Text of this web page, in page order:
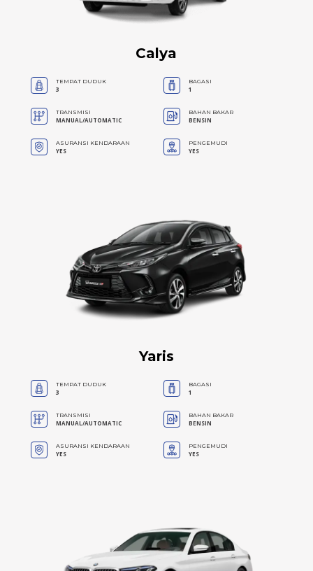
Calya
TEMPAT DUDUK
3
BAGASI
1
TRANSMISI
MANUAL/AUTOMATIC
BAHAN BAKAR
BENSIN
ASURANSI KENDARAAN
YES
PENGEMUDI
YES
Yaris
TEMPAT DUDUK
3
BAGASI
1
TRANSMISI
MANUAL/AUTOMATIC
BAHAN BAKAR
BENSIN
ASURANSI KENDARAAN
YES
PENGEMUDI
YES